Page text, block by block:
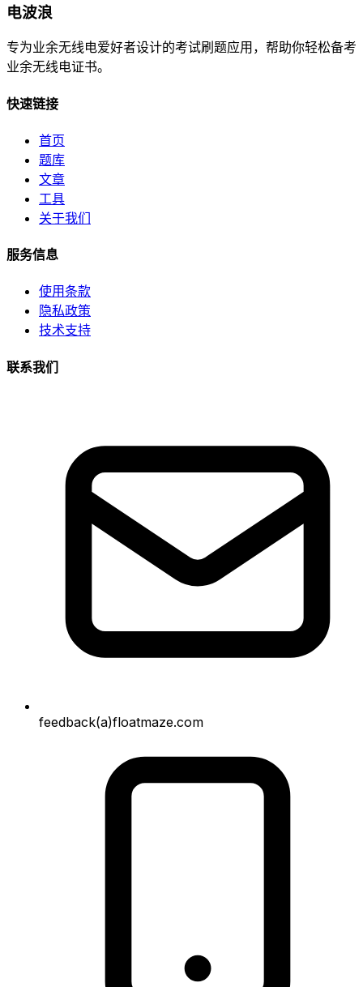
电波浪
专为业余无线电爱好者设计的考试刷题应用，帮助你轻松备考
业余无线电证书。
快速链接
首页
题库
文章
工具
关于我们
服务信息
使用条款
隐私政策
技术支持
联系我们
feedback(a)floatmaze.com